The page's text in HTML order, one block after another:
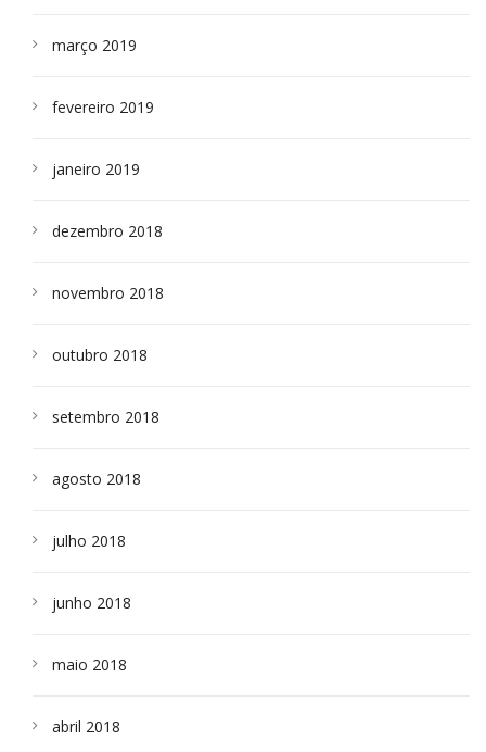
março 2019
fevereiro 2019
janeiro 2019
dezembro 2018
novembro 2018
outubro 2018
setembro 2018
agosto 2018
julho 2018
junho 2018
maio 2018
abril 2018